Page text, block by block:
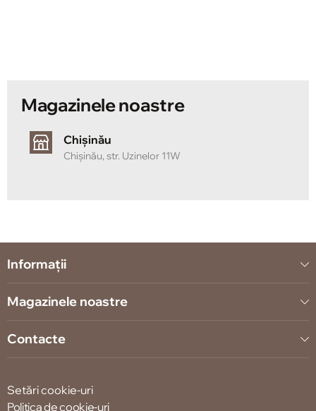
Magazinele noastre
Chișinău
Chișinău, str. Uzinelor 11W
Informații
Magazinele noastre
Contacte
Setări cookie-uri
Politica de cookie-uri